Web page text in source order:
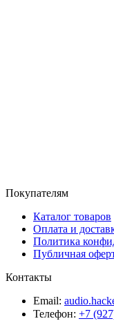
Покупателям
Каталог товаров
Оплата и
Политика
Публичная
Контакты
Email:
Телефон: +7